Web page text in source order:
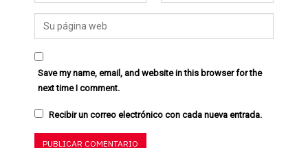
Save my name, email, and website in this browser for the
next time I comment.
Recibir un correo electrónico con cada nueva entrada.